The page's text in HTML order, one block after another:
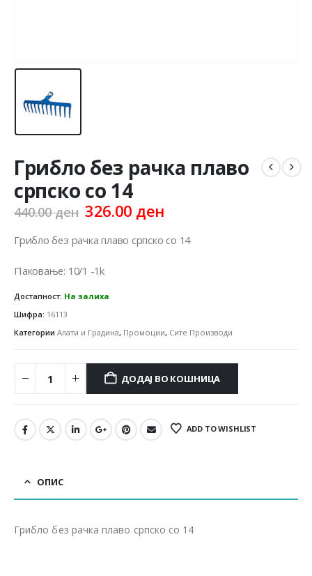
Грибло без рачка плаво
српско со 14
440.00ден Original
was:
326.00 денCurrent
is:
Грибло без рачка плаво српско со 14
Паковање: 10/1 -1k
Достапност: На залиха
Шифра: 16113
Категории Алати и Градина, Промоции, Сите Производи
ДОДАЈ ВО КОШНИЦА
ADD TO WISHLIST
ОПИС
Грибло без рачка плаво српско со 14